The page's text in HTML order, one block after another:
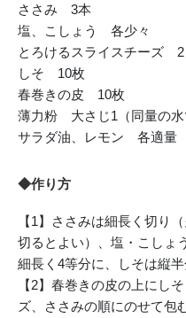
ささみ 3本
塩、こしょう 各少々
とろけるスライスチーズ 2
しそ 10枚
春巻きの皮 10枚
薄力粉 大さじ1（同量の水
サラダ油、レモン 各適量
◆作り方
【1】ささみは細長く切り
切るとよい）、塩・こしょ
細長く4等分に、しそは縦半
【2】春巻きの皮の上にし
ズ、ささみの順にのせて包